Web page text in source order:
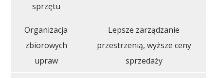
sprzętu
Organizacja
zbiorowych
upraw
Lepsze zarządzanie
przestrzenią, wyższe ceny
sprzedaży